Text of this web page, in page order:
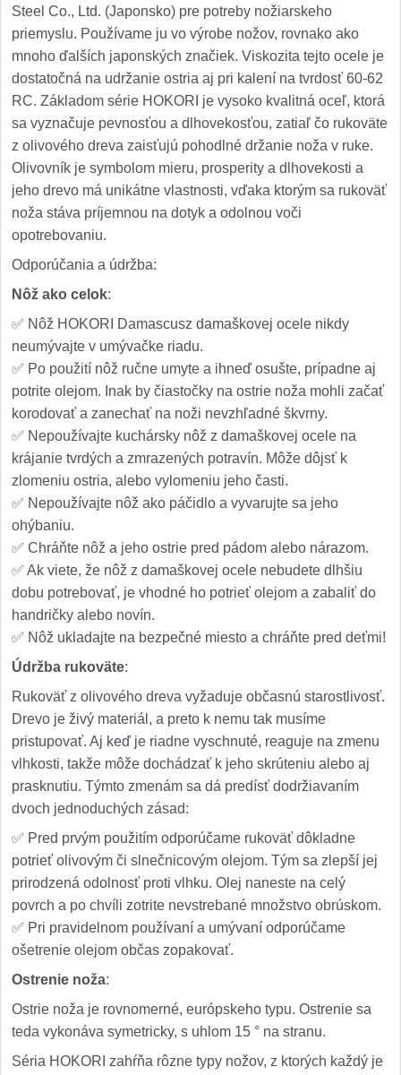
Steel Co., Ltd. (Japonsko) pre potreby nožiarskeho
priemyslu. Používame ju vo výrobe nožov, rovnako ako
mnoho ďalších japonských značiek. Viskozita tejto ocele je
dostatočná na udržanie ostria aj pri kalení na tvrdosť 60-62
RC. Základom série HOKORI je vysoko kvalitná oceľ, ktorá
sa vyznačuje pevnosťou a dlhovekosťou, zatiaľ čo rukoväte
z olivového dreva zaisťujú pohodlné držanie noža v ruke.
Olivovník je symbolom mieru, prosperity a dlhovekosti a
jeho drevo má unikátne vlastnosti, vďaka ktorým sa rukoväť
noža stáva príjemnou na dotyk a odolnou voči
opotrebovaniu.
Odporúčania a údržba:
Nôž ako celok:
✅ Nôž HOKORI Damascusz damaškovej ocele nikdy
neumývajte v umývačke riadu.
✅ Po použití nôž ručne umyte a ihneď osušte, prípadne aj
potrite olejom. Inak by čiastočky na ostrie noža mohli začať
korodovať a zanechať na noži nevzhľadné škvrny.
✅ Nepoužívajte kuchársky nôž z damaškovej ocele na
krájanie tvrdých a zmrazených potravín. Môže dôjsť k
zlomeniu ostria, alebo vylomeniu jeho časti.
✅ Nepoužívajte nôž ako páčidlo a vyvarujte sa jeho
ohýbaniu.
✅ Chráňte nôž a jeho ostrie pred pádom alebo nárazom.
✅ Ak viete, že nôž z damaškovej ocele nebudete dlhšiu
dobu potrebovať, je vhodné ho potrieť olejom a zabaliť do
handričky alebo novín.
✅ Nôž ukladajte na bezpečné miesto a chráňte pred deťmi!
Údržba rukoväte:
Rukoväť z olivového dreva vyžaduje občasnú starostlivosť.
Drevo je živý materiál, a preto k nemu tak musíme
pristupovať. Aj keď je riadne vyschnuté, reaguje na zmenu
vlhkosti, takže môže dochádzať k jeho skrúteniu alebo aj
prasknutiu. Týmto zmenám sa dá predísť dodržiavaním
dvoch jednoduchých zásad:
✅ Pred prvým použitím odporúčame rukoväť dôkladne
potrieť olivovým či slnečnicovým olejom. Tým sa zlepší jej
prirodzená odolnosť proti vlhku. Olej naneste na celý
povrch a po chvíli zotrite nevstrebané množstvo obrúskom.
✅ Pri pravidelnom používaní a umývaní odporúčame
ošetrenie olejom občas zopakovať.
Ostrenie noža:
Ostrie noža je rovnomerné, európskeho typu. Ostrenie sa
teda vykonáva symetricky, s uhlom 15 ° na stranu.
Séria HOKORI zahŕňa rôzne typy nožov, z ktorých každý je